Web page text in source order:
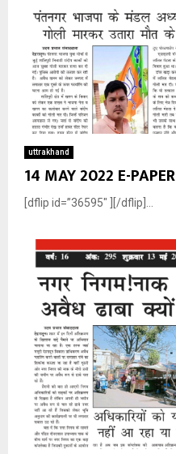
uttrakhand
14 MAY 2022 E-PAPER
[dflip id=”36595″ ][/dflip]...